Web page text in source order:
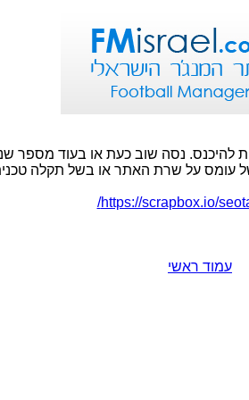
להיכנס. נסה שוב כעת או בעוד מספר
עומס על שרת האתר או בשל תקלה
https://scrapbox.io/
עמוד ראשי